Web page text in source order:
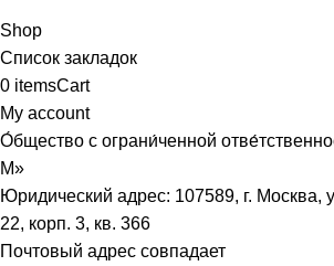
Shop
Список закладок
0 itemsCart
My account
О́бщество с ограни́ченной
М»
Юридический адрес: 107589, г. Москва,
22, корп. 3, кв. 366
Почтовый адрес совпадает